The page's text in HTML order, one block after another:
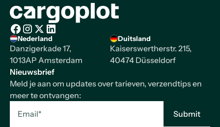
Homepage
Facebook
Instagram
X/Twitter
LinkedIn
Nederland
Danzigerkade 17,
1013AP Amsterdam
Duitsland
Kaiserswertherstr. 215,
40474 Düsseldorf
Nieuwsbrief
Meld je aan om updates over tarieven, verzendtips en
meer te ontvangen: